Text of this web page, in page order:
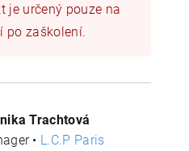
je určený pouze na
po zaškolení.
Trachtová
• L.C.P Paris